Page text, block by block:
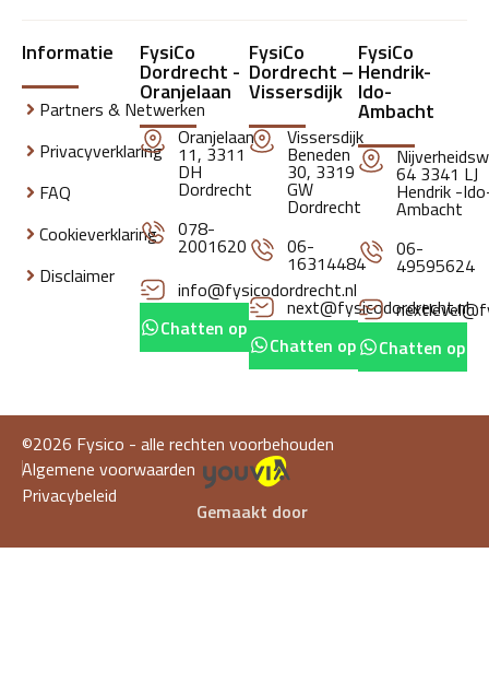
Informatie
Partners & Netwerken
Privacyverklaring
FAQ
Cookieverklaring
Disclaimer
FysiCo
Dordrecht -
Oranjelaan
Oranjelaan
11, 3311
DH
Dordrecht
078-
2001620
info@fysicodordrecht.nl
Chatten op whatsapp
FysiCo
Dordrecht –
Vissersdijk
Vissersdijk
Beneden
30, 3319
GW
Dordrecht
06-
16314484
next@fysicodordrecht.nl
Chatten op whatsapp
FysiCo
Hendrik-
Ido-
Ambacht
64 3341 LJ
Hendrik -
Ambacht
06-
49595624
Chatten op
©2026 Fysico - alle rechten voorbehouden
Algemene voorwaarden
Privacybeleid
Gemaakt door